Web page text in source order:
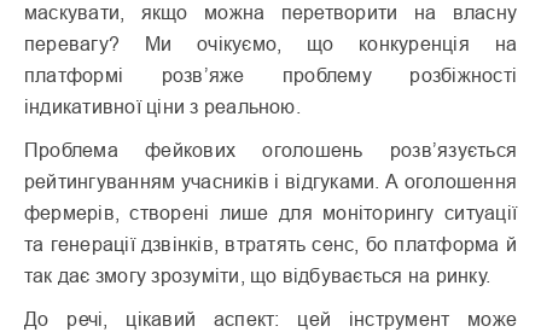
маскувати, якщо можна перетворити на власну
перевагу? Ми очікуємо, що конкуренція на
платформі розв’яже проблему розбіжності
індикативної ціни з реальною.
Проблема фейкових оголошень розв’язується
рейтингуванням учасників і відгуками. А оголошення
фермерів, створені лише для моніторингу ситуації
та генерації дзвінків, втратять сенс, бо платформа й
так дає змогу зрозуміти, що відбувається на ринку.
До речі, цікавий аспект: цей інструмент може